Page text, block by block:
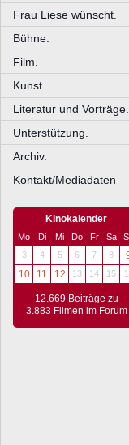
Frau Liese wünscht.
Bühne.
Film.
Kunst.
Literatur und Vorträge.
Unterstützung.
Archiv.
Kontakt/Mediadaten
Kinokalender
Mo Di Mi Do Fr Sa
3
4 5 6 7 8
10
11 12 13 14 15
12.669 Beiträge zu
3.883 Filmen im Forum